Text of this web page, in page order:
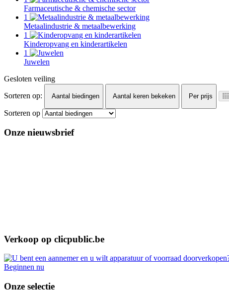
Farmaceutische & chemische sector
1
Metaalindustrie & metaalbewerking
1
Kinderopvang en kinderartikelen
1
Juwelen
Gesloten veiling
Sorteren op:
Aantal biedingen Aantal keren bekeken Per prijs
Sorteren op
Onze nieuwsbrief
Verkoop op clicpublic.be
Beginnen nu
Onze selectie